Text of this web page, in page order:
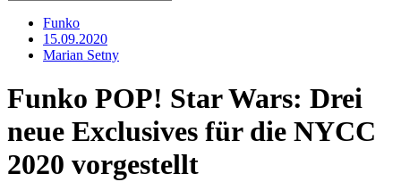
Funko
15.09.2020
Marian Setny
Funko POP! Star Wars: Drei
neue Exclusives für die NYCC
2020 vorgestellt